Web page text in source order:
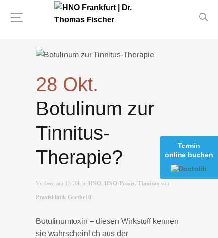
28 Okt.
Botulinum zur
Tinnitus-
Therapie?
Verfasst am 13:50h in HNO, HNO-Praxis, Tinnitus von
Praxisklinik Goethe10
Botulinumtoxin – diesen Wirkstoff kennen
sie wahrscheinlich aus der
Termin
online buchen